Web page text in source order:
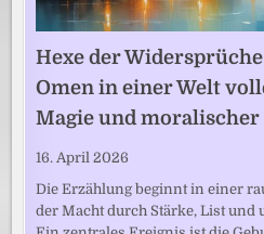
Hexe der
Omen in einer Welt
Magie und
16. April 2026
Die Erzählung beginnt in einer
der Macht durch Stärke, List und